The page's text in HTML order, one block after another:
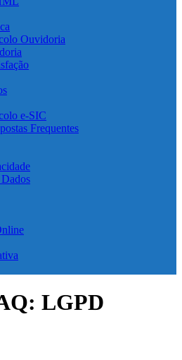
Ouvidoria
e-SIC
Frequentes
LGPD